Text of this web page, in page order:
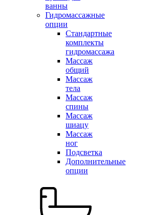
ванны
Гидромассажные
опции
Стандартные
комплекты
гидромассажа
Массаж
общий
Массаж
тела
Массаж
спины
Массаж
шиацу
Массаж
ног
Подсветка
Дополнительные
опции